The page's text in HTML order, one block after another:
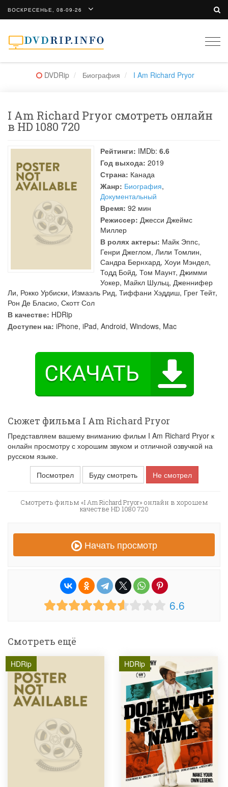
ВОСКРЕСЕНЬЕ, 08-09-26
DVDRip Биография I Am Richard Pryor
I Am Richard Pryor смотреть онлайн
в HD 1080 720
Рейтинги: IMDb: 6.6
Год выхода: 2019
Страна: Канада
Жанр: Биография,
Документальный
Время: 92 мин
Режиссер: Джесси Джеймс
Миллер
В ролях актеры: Майк Эппс,
Генри Джеглом, Лили Томлин,
Сандра Бернхард, Хоуи Мэндел,
Тодд Бойд, Том Маунт, Джимми
Уокер, Майкл Шульц, Дженнифер
Ли, Рокко Урбиски, Измаэль Рид, Тиффани Хэддиш, Грег Тейт,
Рон Де Бласио, Скотт Сол
В качестве: HDRip
Доступен на: iPhone, iPad, Android, Windows, Mac
Сюжет фильма I Am Richard Pryor
Представляем вашему вниманию фильм I Am Richard Pryor к
онлайн просмотру с хорошим звуком и отличной озвучкой на
русском языке.
Посмотрел
Буду смотреть Не смотрел
Смотреть фильм «I Am Richard Pryor» онлайн в хорошем
качестве HD 1080 720
Начать просмотр
6.6
Смотреть ещё
HDRip HDRip